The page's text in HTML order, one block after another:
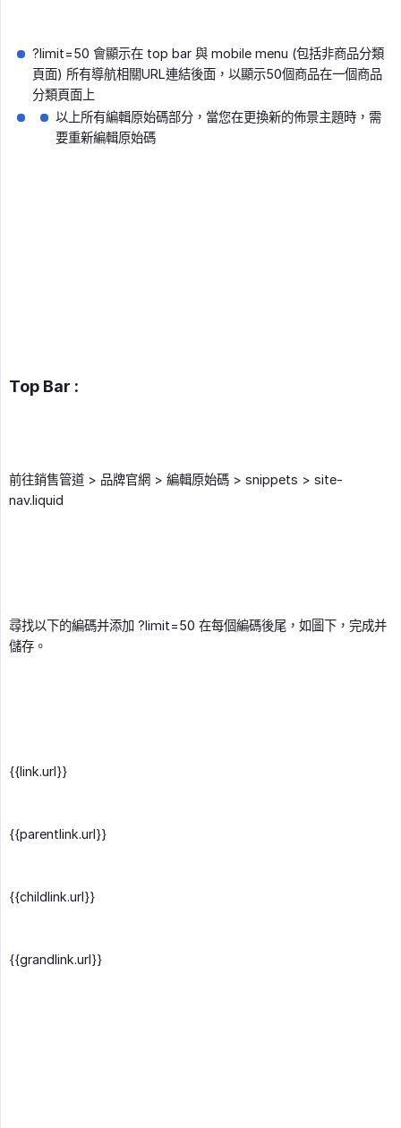
?limit=50 會顯示在 top bar 與 mobile menu (包括非商品分類
頁面) 所有導航相關URL連結後面，以顯示50個商品在一個商品
分類頁面上
以上所有編輯原始碼部分，當您在更換新的佈景主題時，需
要重新編輯原始碼
Top Bar :
前往銷售管道 > 品牌官網 > 編輯原始碼 > snippets > site-
nav.liquid
尋找以下的編碼并添加 ?limit=50 在每個編碼後尾，如圖下，完成并
儲存。
{{link.url}}
{{parentlink.url}}
{{childlink.url}}
{{grandlink.url}}